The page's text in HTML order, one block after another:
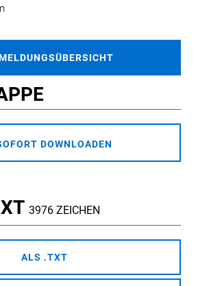
DOWNLOADEN
3976 ZEICHEN
ALS .TXT